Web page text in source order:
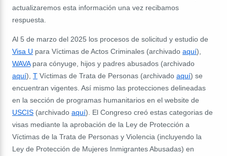
actualizaremos esta información una vez recibamos
respuesta.
Al 5 de marzo del 2025 los procesos de solicitud y estudio de
Visa U para Víctimas de Actos Criminales (archivado aquí),
WAVApara cónyuge, hijos y padres abusados (archivado
aquí), T Víctimas de Trata de Personas (archivado aquí) se
encuentran vigentes. Así mismo las protecciones delineadas
en la sección de programas humanitarios en el website de
USCIS (archivado aquí). El Congreso creó estas categorias de
visas mediante la aprobación de la Ley de Protección a
Víctimas de la Trata de Personas y Violencia (incluyendo la
Ley de Protección de Mujeres Inmigrantes Abusadas) en